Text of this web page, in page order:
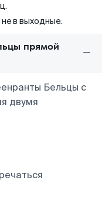
в выходные.
прямой
Бельцы с
двумя